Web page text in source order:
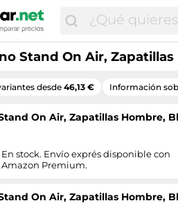
Stand On Air,
desde 46,13 € Información
On Air, Zapatillas Hombre,
En stock. Envío exprés disponible con
Amazon Premium.
On Air, Zapatillas Hombre,